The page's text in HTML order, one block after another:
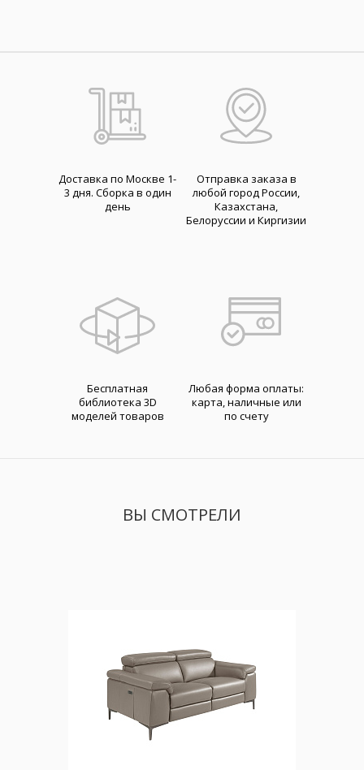
Доставка по Москве 1-
3 дня. Cборка в один
день
Отправка заказа в
любой город России,
Казахстана,
Белоруссии и Киргизии
Бесплатная
библиотека 3D
моделей товаров
Любая форма оплаты:
карта, наличные или
по счету
ВЫ СМОТРЕЛИ